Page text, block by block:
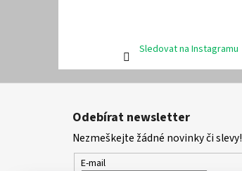
Sledovat na Instagramu
Z
Odebírat newsletter
Nezmeškejte žádné novinky či slevy!
E-mail